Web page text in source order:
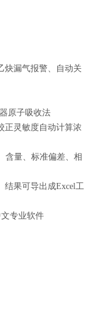
炔漏气报警、自动关
原子吸收法
正灵敏度自动计算浓
含量、标准偏差、相
结果可导出成Excel工
文专业软件